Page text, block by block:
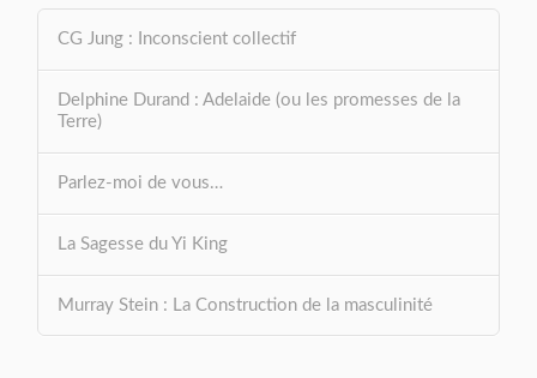
CG Jung : Inconscient collectif
Delphine Durand : Adelaide (ou les promesses de la
Terre)
Parlez-moi de vous…
La Sagesse du Yi King
Murray Stein : La Construction de la masculinité